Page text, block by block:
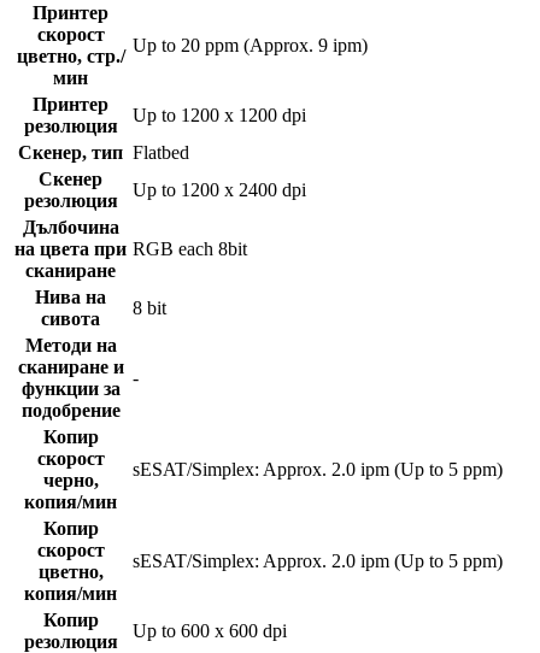
Принтер
скорост
цветно, стр./
мин
Up to 20 ppm (Approx. 9 ipm)
Принтер
резолюция
Up to 1200 x 1200 dpi
Скенер, тип Flatbed
Скенер
резолюция
Up to 1200 x 2400 dpi
Дълбочина
на цвета при
сканиране
RGB each 8bit
Нива на
сивота
8 bit
Методи на
сканиране и
функции за
подобрение
-
Копир
скорост
черно,
копия/мин
sESAT/Simplex: Approx. 2.0 ipm (Up to 5 ppm)
Копир
скорост
цветно,
копия/мин
sESAT/Simplex: Approx. 2.0 ipm (Up to 5 ppm)
Копир
резолюция
Up to 600 x 600 dpi